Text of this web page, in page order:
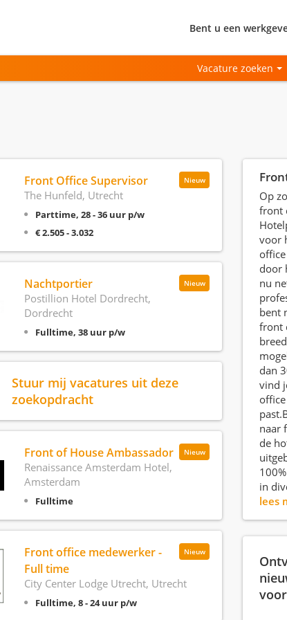
Bent u een
Vacature zoeken
Nieuw
Front Office Supervisor
The Hunfeld, Utrecht
Parttime, 28 - 36 uur p/w
€ 2.505 - 3.032
Nieuw
Nachtportier
Postillion Hotel Dordrecht,
Dordrecht
Fulltime, 38 uur p/w
Stuur mij vacatures uit deze
zoekopdracht
Nieuw
Front of House Ambassador
Renaissance Amsterdam Hotel,
Amsterdam
Fulltime
Nieuw
Front office medewerker -
Full time
City Center Lodge Utrecht, Utrecht
Fulltime, 8 - 24 uur p/w
Op
front
voor
door
nu
bent
front
dan
vind
naar
de
in
lees
voor